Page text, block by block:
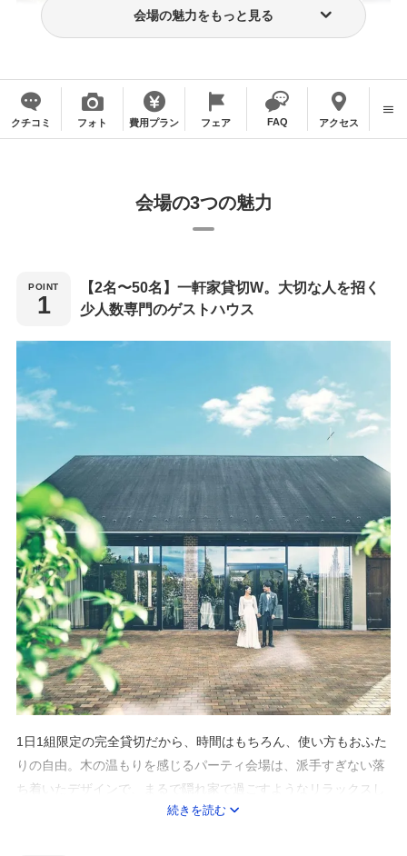
会場の魅力をもっと見る
クチコミ フォト 費用プラン フェア FAQ アクセス
会場の3つの魅力
【2名〜50名】一軒家貸切W。大切な人を招く
少人数専門のゲストハウス
1日1組限定の完全貸切だから、時間はもちろん、使い方もおふた
りの自由。木の温もりを感じるパーティ会場は、派手すぎない落
ち着いたデザインで、まるで隠れ家で過ごすようなリラックスし
た時間が流れます。大切な家族や友人と美味しい料理を囲み、ゆ
続きを読む